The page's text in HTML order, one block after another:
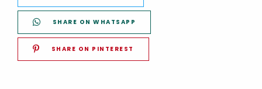
SHARE ON WHATSAPP
SHARE ON PINTEREST